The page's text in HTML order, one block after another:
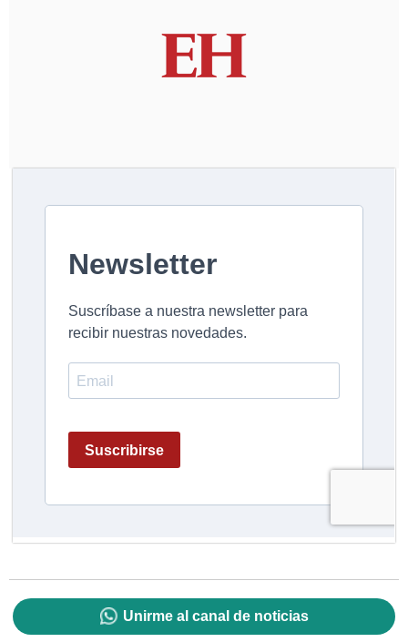
Unirme al canal de noticias